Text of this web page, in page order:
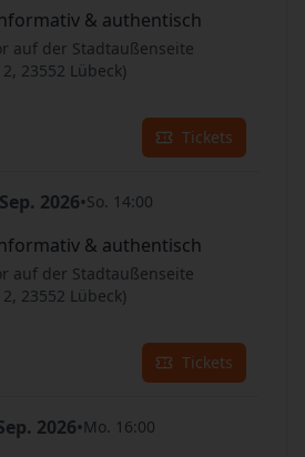
& authentisch
auf der Stadtaußenseite
23552 Lübeck)
Tickets
Sep. 2026•So. 14:00
& authentisch
auf der Stadtaußenseite
23552 Lübeck)
Tickets
2026•Mo. 16:00